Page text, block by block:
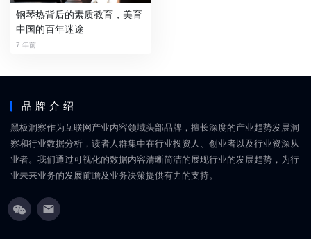
钢琴热背后的素质教育，美育
中国的百年迷途
7 年前
品牌介绍
黑板洞察作为互联网产业内容领域头部品牌，擅长深度的产业趋势发展洞
察和行业数据分析，读者人群集中在行业投资人、创业者以及行业资深从
业者。我们通过可视化的数据内容清晰简洁的展现行业的发展趋势，为行
业未来业务的发展前瞻及业务决策提供有力的支持。